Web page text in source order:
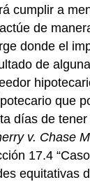
cumplir a
de
donde el
de
que
días de
v. Chase
17.4
equitativas